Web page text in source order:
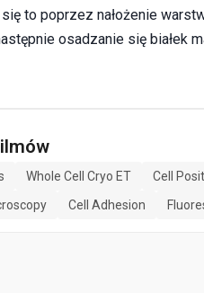
to poprzez nałożenie
osadzanie się
Whole Cell Cryo ET
Cell
Cell Adhesion